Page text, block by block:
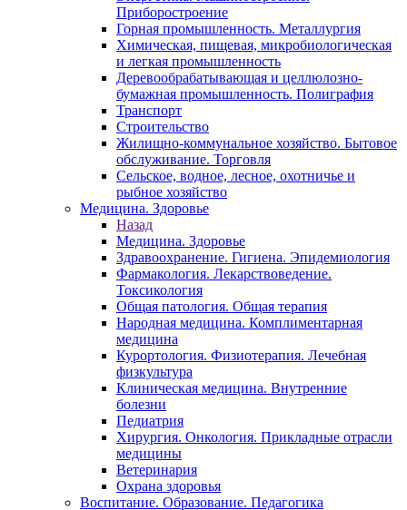
Приборостроение
Горная промышленность. Металлургия
Химическая, пищевая, микробиологическая
и легкая промышленность
Деревообрабатывающая и целлюлозно-
бумажная промышленность. Полиграфия
Транспорт
Строительство
Жилищно-коммунальное хозяйство. Бытовое
обслуживание. Торговля
Сельское, водное, лесное, охотничье и
рыбное хозяйство
Медицина. Здоровье
Назад
Медицина. Здоровье
Здравоохранение. Гигиена. Эпидемиология
Фармакология. Лекарствоведение.
Токсикология
Общая патология. Общая терапия
Народная медицина. Комплиментарная
медицина
Курортология. Физиотерапия. Лечебная
физкультура
Клиническая медицина. Внутренние
болезни
Педиатрия
Хирургия. Онкология. Прикладные отрасли
медицины
Ветеринария
Охрана здоровья
Воспитание. Образование. Педагогика